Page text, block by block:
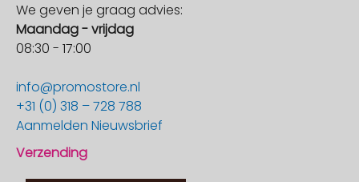
We geven je graag advies:
Maandag - vrijdag
08:30 - 17:00
info@promostore.nl
+31 (0) 318 – 728 788
Aanmelden Nieuwsbrief
Verzending